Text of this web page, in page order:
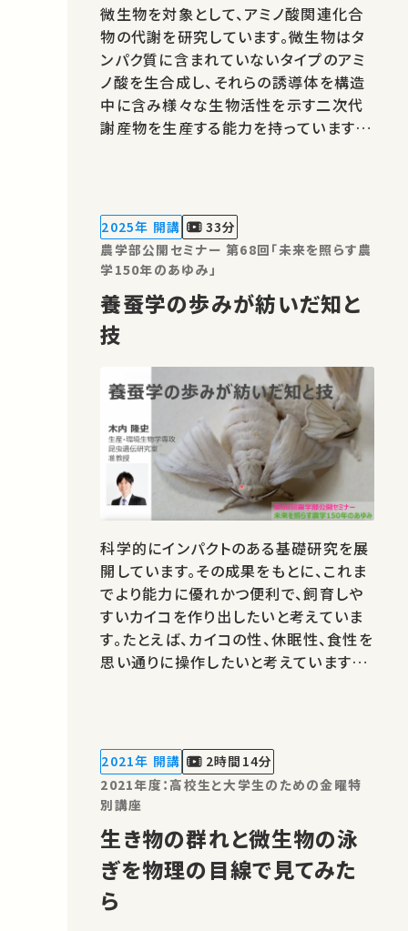
微生物を対象として、アミノ酸関連化合
物の代謝を研究しています。微生物はタ
ンパク質に含まれていないタイプのアミ
ノ酸を生合成し、それらの誘導体を構造
中に含み様々な生物活性を示す二次代
謝産物を生産する能力を持っています。
誰かの学びに繋がるかもしれません。 お
気に入りの講義・講演があればSNSなど
でシ…
2025年 開講
33分
農学部公開セミナー 第68回「未来を照らす農
学150年のあゆみ」
養蚕学の歩みが紡いだ知と
技
科学的にインパクトのある基礎研究を展
開しています。その成果をもとに、これま
でより能力に優れかつ便利で、飼育しや
すいカイコを作り出したいと考えていま
す。たとえば、カイコの性、休眠性、食性を
思い通りに操作したいと考えています。そ
がるかもしれません。 お気に入りの講
義・講演があればSNSなどでシェア…
2021年 開講
2時間14分
2021年度：高校生と大学生のための金曜特
別講座
生き物の群れと微生物の泳
ぎを物理の目線で見てみた
ら